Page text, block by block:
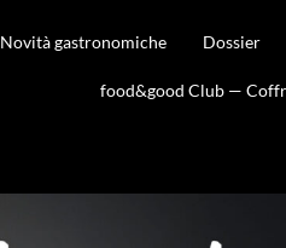
Novità gastronomiche Dossier
food&good Club —